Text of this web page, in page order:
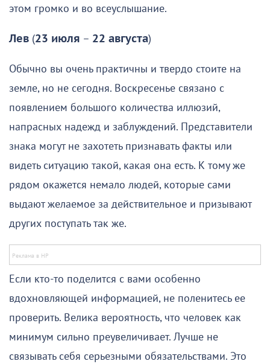
этом громко и во всеуслышание.
Лев (23 июля – 22 августа)
Обычно вы очень практичны и твердо стоите на
земле, но не сегодня. Воскресенье связано с
появлением большого количества иллюзий,
напрасных надежд и заблуждений. Представители
знака могут не захотеть признавать факты или
видеть ситуацию такой, какая она есть. К тому же
рядом окажется немало людей, которые сами
выдают желаемое за действительное и призывают
других поступать так же.
Если кто-то поделится с вами особенно
вдохновляющей информацией, не поленитесь ее
проверить. Велика вероятность, что человек как
минимум сильно преувеличивает. Лучше не
связывать себя серьезными обязательствами. Это